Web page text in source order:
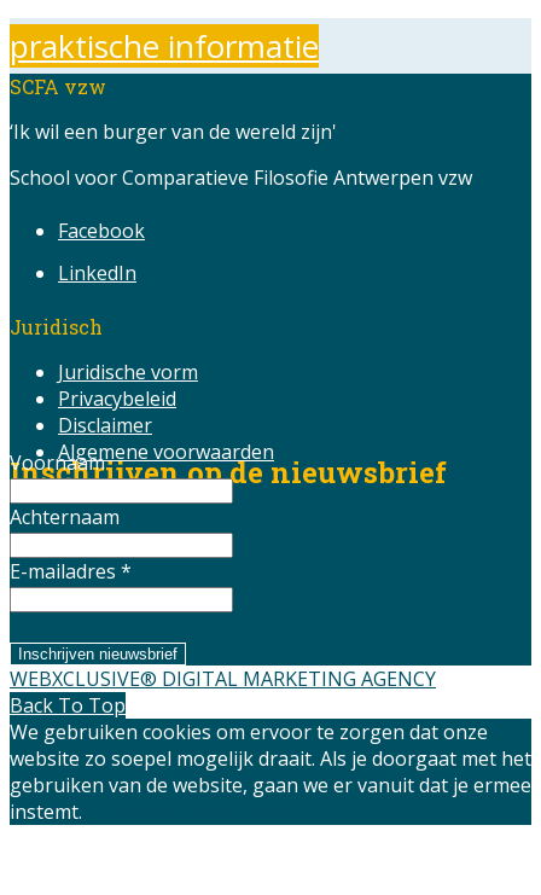
praktische informatie
SCFA vzw
‘Ik wil een burger van de wereld zijn'
School voor Comparatieve Filosofie Antwerpen vzw
Facebook
LinkedIn
Juridisch
Juridische vorm
Privacybeleid
Disclaimer
Algemene voorwaarden
Inschrijven op de nieuwsbrief
Voornaam
Achternaam
E-mailadres *
WEBXCLUSIVE® DIGITAL MARKETING AGENCY
Back To Top
We gebruiken cookies om ervoor te zorgen dat onze
website zo soepel mogelijk draait. Als je doorgaat met het
gebruiken van de website, gaan we er vanuit dat je ermee
instemt.